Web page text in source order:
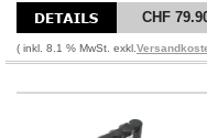
CHF
( inkl. 8.1 % MwSt. exkl.